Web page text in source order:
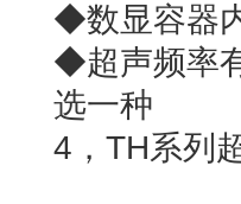
◆数显容器
◆超声频率
选一种
4，TH系列